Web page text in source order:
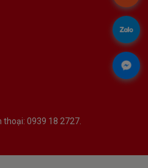
thoại: 0939 18 2727.
.
.